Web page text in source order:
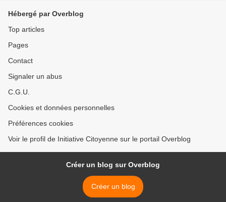
Hébergé par Overblog
Top articles
Pages
Contact
Signaler un abus
C.G.U.
Cookies et données personnelles
Préférences cookies
Voir le profil de Initiative Citoyenne sur le portail Overblog
Créer un blog sur Overblog
Créer un blog